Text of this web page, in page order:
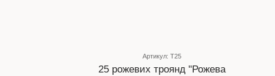
Артикул: Т25
25 рожевих троянд "Рожева